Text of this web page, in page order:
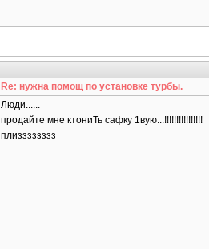
Re: нужна помощ по установке турбы.
Люди......
продайте мне ктониТь сафку 1вую...!!!!!!!!!!!!!!!!
плизззззззз